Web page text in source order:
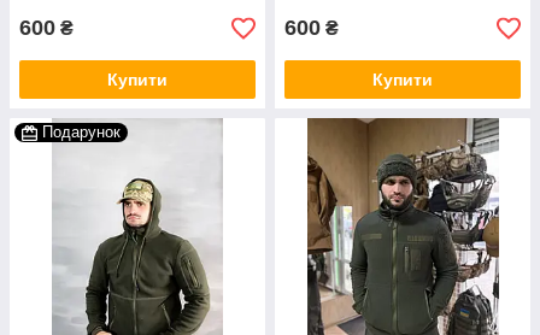
600 ₴
Купити
600 ₴
Купити
Подарунок